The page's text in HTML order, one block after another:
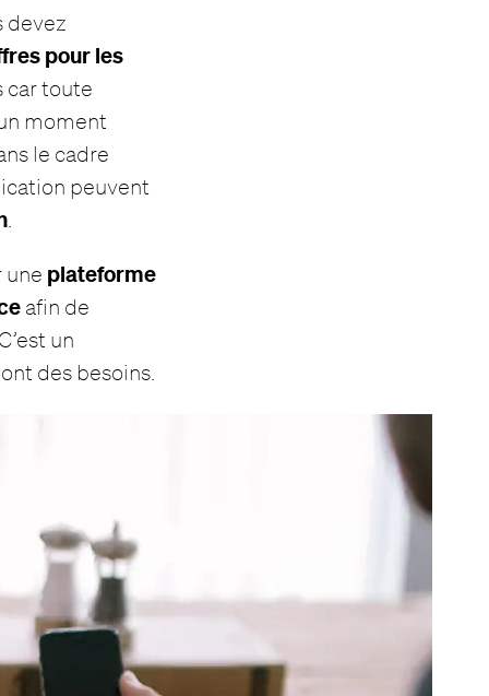
devez
pour les
car toute
moment
le cadre
peuvent
une plateforme
afin de
un
des besoins.